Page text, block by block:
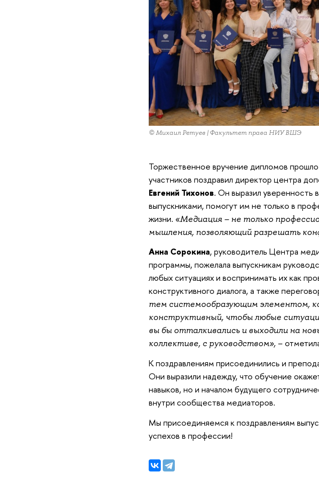
© Михаил Ретуев | Факультет права НИУ ВШЭ
Торжественное вручение дипломов прошло
участников поздравил директор центра
Евгений Тихонов. Он выразил уверенность
выпускниками, помогут им не только в
жизни. «Медиация – не только
мышления, позволяющий разрешать
Анна Сорокина, руководитель Центра
программы, пожелала выпускникам
любых ситуациях и воспринимать их как
конструктивного диалога, а также
тем системообразующим элементом,
конструктивный, чтобы любые
вы бы отталкивались и выходили на
коллективе, с руководством», –
К поздравлениям присоединились и
Они выразили надежду, что обучение
навыков, но и началом будущего
внутри сообщества медиаторов.
Мы присоединяемся к поздравлениям
успехов в профессии!